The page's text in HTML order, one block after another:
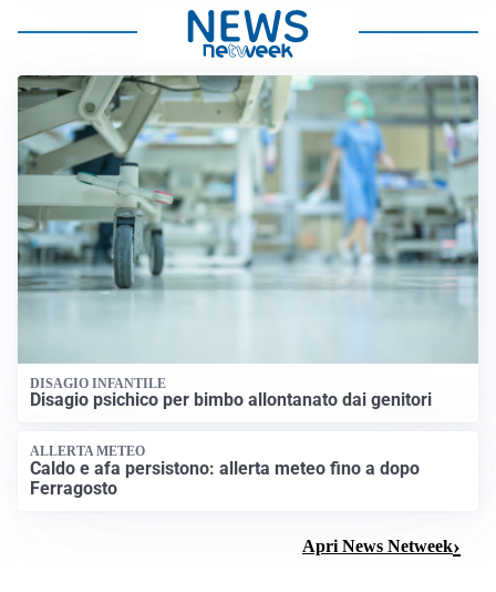
DISAGIO INFANTILE
Disagio psichico per bimbo allontanato dai genitori
ALLERTA METEO
Caldo e afa persistono: allerta meteo fino a dopo
Ferragosto
Apri News Netweek